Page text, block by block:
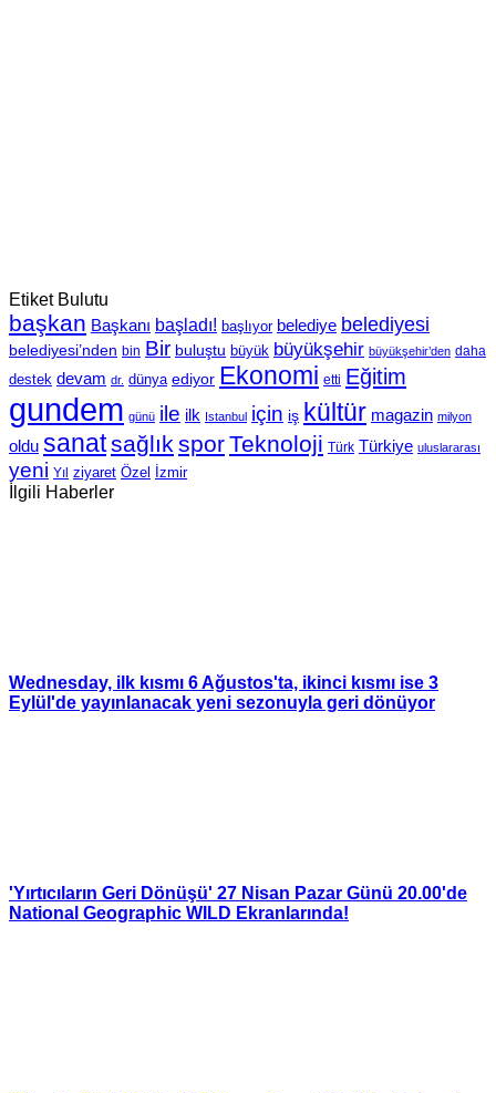
Etiket Bulutu
başkan Başkanı başladı! başlıyor belediye belediyesi
belediyesi’nden bin Bir buluştu büyük büyükşehir büyükşehir’den daha
destek devam dr. dünya ediyor Ekonomi etti Eğitim
gundem günü ile ilk Istanbul için iş kültür magazin milyon
oldu sanatsağlık sporTeknoloji Türk Türkiye uluslararası
yeni Yıl ziyaret Özel İzmir
İlgili Haberler
Wednesday, ilk kısmı 6 Ağustos'ta, ikinci kısmı ise 3
Eylül'de yayınlanacak yeni sezonuyla geri dönüyor
'Yırtıcıların Geri Dönüşü' 27 Nisan Pazar Günü 20.00'de
National Geographic WILD Ekranlarında!